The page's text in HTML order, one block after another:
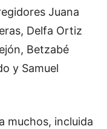
Juana
Delfa Ortiz
Betzabé
y Samuel
muchos, incluida